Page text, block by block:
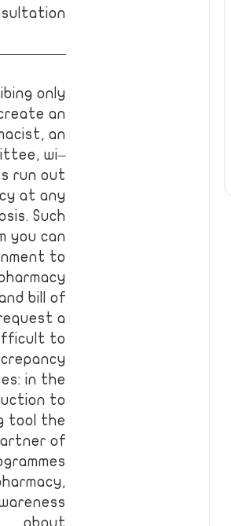
only
an
an
wi–
run out
at any
Such
you can
to
bill of
a
to
in the
to
tool the
of
about…